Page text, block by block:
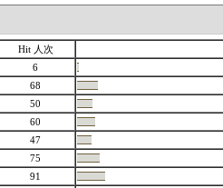
Hit 人次
6
68
50
60
47
75
91